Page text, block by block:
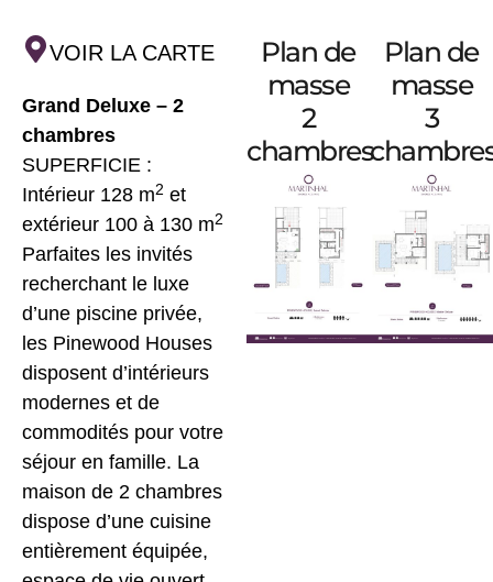
VOIR LA CARTE
Grand Deluxe – 2
chambres
SUPERFICIE :
Intérieur 128 m2 et
extérieur 100 à 130 m2
Parfaites les invités
recherchant le luxe
d’une piscine privée,
les Pinewood Houses
disposent d’intérieurs
modernes et de
commodités pour votre
séjour en famille. La
maison de 2 chambres
dispose d’une cuisine
entièrement équipée,
Plan de
masse
2
chambres
Plan de
masse
3